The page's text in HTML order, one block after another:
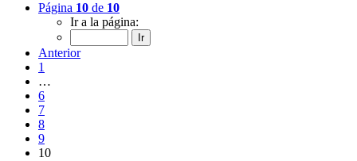
Página 10 de 10
Ir a la página:
Anterior
1
…
6
7
8
9
10